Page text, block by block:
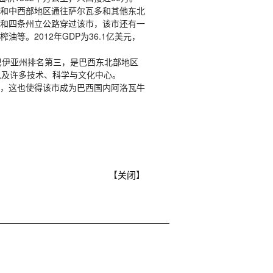
中西部地区通往萨尔瓦多和其他东北
四条州立公路穿过该市，该市还有一
等。2012年GDP为36.1亿美元，
亚州排名第三，是巴西东北部地区
许多技术、科学与文化中心。
这也使得该市成为巴西国内阿洛瓦牛
【关闭】